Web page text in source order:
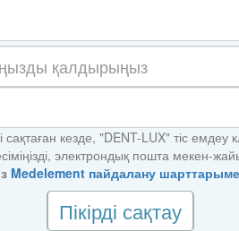
сақтаған кезде, "DENT-LUX" тіс
электрондық пошта мекен-
Medelement пайдалану
Пікірді сақтау